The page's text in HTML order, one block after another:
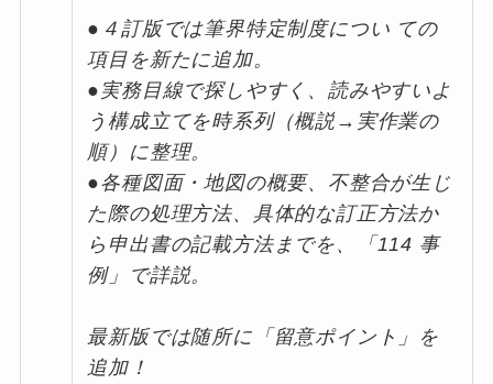
●４訂版では筆界特定制度につい ての
項目を新たに追加。
●実務目線で探しやすく、読みやすいよ
う構成立てを時系列（概説→実作業の
順）に整理。
●各種図面・地図の概要、不整合が生じ
た際の処理方法、具体的な訂正方法か
ら申出書の記載方法までを、「114 事
例」で詳説。
最新版では随所に「留意ポイント」を
追加！